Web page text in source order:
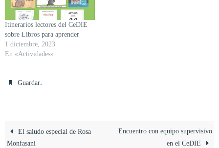
Itinerarios lectores del CeDIE
sobre Libros para aprender
1 diciembre, 2023
En «Actividades»
Guardar.
El saludo especial de Rosa
Monfasani
Encuentro con equipo supervisivo
en el CeDIE